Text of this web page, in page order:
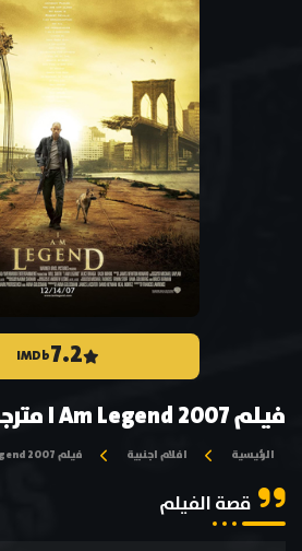
7.2
IMDb
فيلم I Am Legend 2007 مترجم
الرئيسية افلام اجنبية فيلم I Am Legend 2007 مترجم
قصة الفيلم